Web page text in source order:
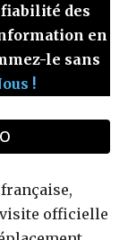
des
en
le sans
!
visite officielle